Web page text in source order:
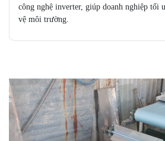
công nghệ inverter, giúp doanh nghiệp tối
vệ môi trường.